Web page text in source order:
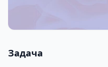
Задача